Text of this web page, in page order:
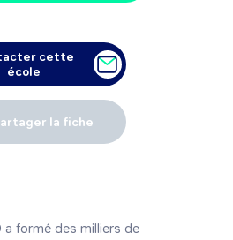
cette
école
la fiche
a formé des milliers de